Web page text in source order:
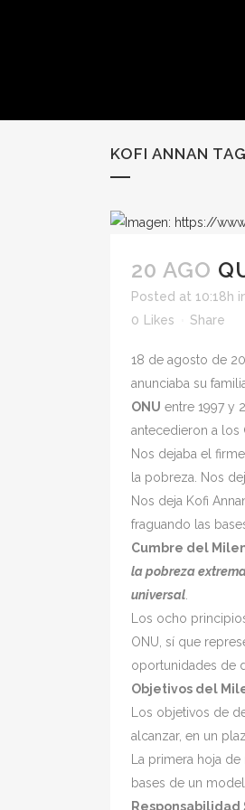
KOFI ANNAN TAG
20 AGO
Posted at 10:18h
0
Likes Share
18 de agosto de
anunciaba su
ONU entre 1997 y
antecedieron a los
Nos dejaba el
la pobreza. Nos
Nos deja Kofi
fraguando las
Cumbre del
la pobreza
universal
Los ocho
ONU, sí que
oportunidades de
Objetivos del
Los objetivos de
alcanzar, en un
La primera hoja
bases de un
Responsabilidad